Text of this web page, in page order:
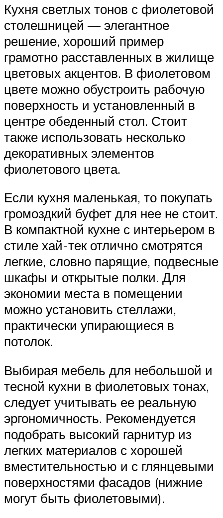
Кухня светлых тонов с фиолетовой
столешницей — элегантное
решение, хороший пример
грамотно расставленных в жилище
цветовых акцентов. В фиолетовом
цвете можно обустроить рабочую
поверхность и установленный в
центре обеденный стол. Стоит
также использовать несколько
декоративных элементов
фиолетового цвета.
Если кухня маленькая, то покупать
громоздкий буфет для нее не стоит.
В компактной кухне с интерьером в
стиле хай-тек отлично смотрятся
легкие, словно парящие, подвесные
шкафы и открытые полки. Для
экономии места в помещении
можно установить стеллажи,
практически упирающиеся в
потолок.
Выбирая мебель для небольшой и
тесной кухни в фиолетовых тонах,
следует учитывать ее реальную
эргономичность. Рекомендуется
подобрать высокий гарнитур из
легких материалов с хорошей
вместительностью и с глянцевыми
поверхностями фасадов (нижние
могут быть фиолетовыми).